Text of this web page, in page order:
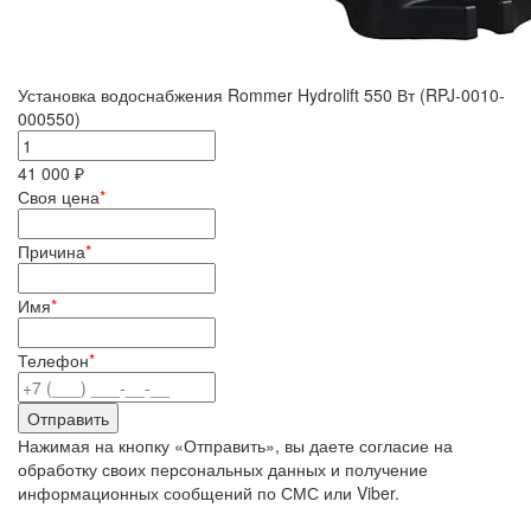
Установка водоснабжения Rommer Hydrolift 550 Вт (RPJ-0010-
000550)
41 000 ₽
Своя цена*
Причина*
Имя*
Телефон*
Нажимая на кнопку «Отправить», вы даете согласие на
обработку своих персональных данных и получение
информационных сообщений по СМС или Viber.